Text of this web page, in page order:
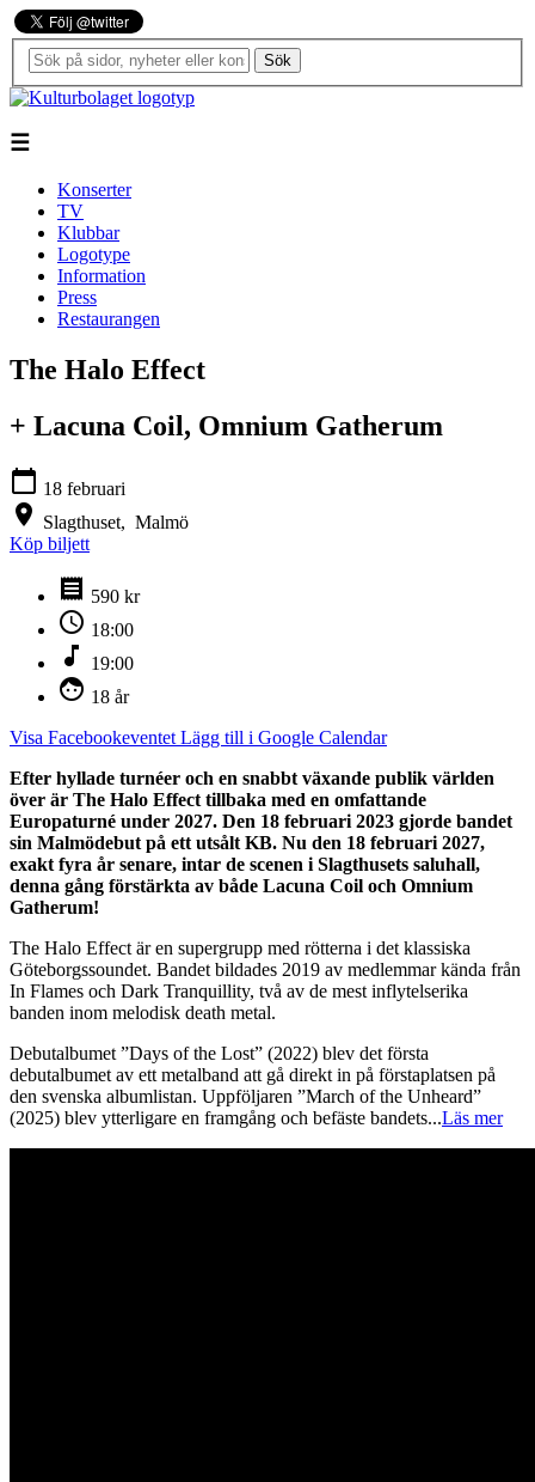
Sök
☰
Konserter
TV
Klubbar
Logotype
Information
Press
Restaurangen
The Halo Effect
+ Lacuna Coil, Omnium Gatherum
calendar_today 18 februari
location_on Slagthuset, Malmö
Köp biljett
receipt 590 kr
schedule 18:00
music_note 19:00
face 18 år
Visa Facebookeventet Lägg till i Google Calendar
Efter hyllade turnéer och en snabbt växande publik världen
över är The Halo Effect tillbaka med en omfattande
Europaturné under 2027. Den 18 februari 2023 gjorde bandet
sin Malmödebut på ett utsålt KB. Nu den 18 februari 2027,
exakt fyra år senare, intar de scenen i Slagthusets saluhall,
denna gång förstärkta av både Lacuna Coil och Omnium
Gatherum!
The Halo Effect är en supergrupp med rötterna i det klassiska
Göteborgssoundet. Bandet bildades 2019 av medlemmar kända från
In Flames och Dark Tranquillity, två av de mest inflytelserika
banden inom melodisk death metal.
Debutalbumet ”Days of the Lost” (2022) blev det första
debutalbumet av ett metalband att gå direkt in på förstaplatsen på
den svenska albumlistan. Uppföljaren ”March of the Unheard”
(2025) blev ytterligare en framgång och befäste bandets...Läs mer